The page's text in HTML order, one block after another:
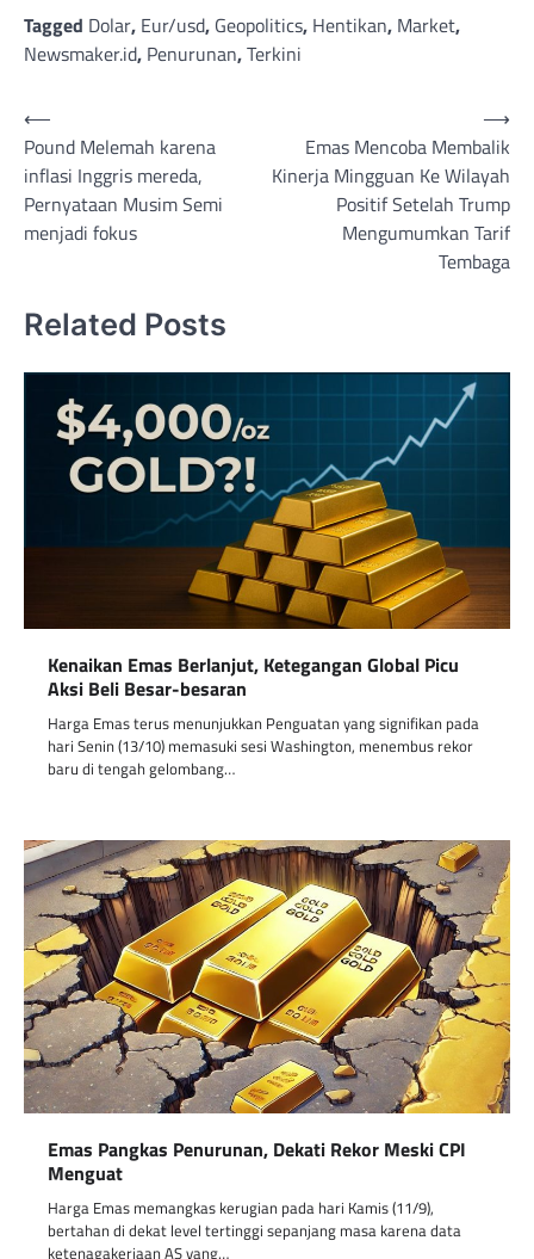
Tagged Dolar, Eur/usd, Geopolitics, Hentikan, Market,
Newsmaker.id, Penurunan,Terkini
Post
navigation
⟵
Pound Melemah karena
inflasi Inggris mereda,
Pernyataan Musim Semi
menjadi fokus
Emas Mencoba Membalik
Kinerja Mingguan Ke Wilayah
Positif Setelah Trump
Mengumumkan Tarif
Tembaga
⟶
Related Posts
Kenaikan Emas Berlanjut, Ketegangan Global Picu
Aksi Beli Besar-besaran
Harga Emas terus menunjukkan Penguatan yang signifikan pada
hari Senin (13/10) memasuki sesi Washington, menembus rekor
baru di tengah gelombang…
Emas Pangkas Penurunan, Dekati Rekor Meski CPI
Menguat
Harga Emas memangkas kerugian pada hari Kamis (11/9),
bertahan di dekat level tertinggi sepanjang masa karena data
ketenagakerjaan AS yang…